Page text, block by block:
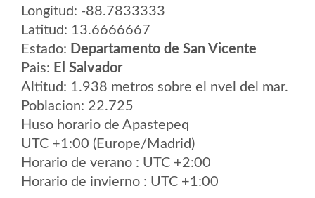
Longitud: -88.7833333
Latitud: 13.6666667
Estado: Departamento de San Vicente
Pais: El Salvador
Altitud: 1.938 metros sobre el nvel del mar.
Poblacion: 22.725
Huso horario de Apastepeq
UTC +1:00 (Europe/Madrid)
Horario de verano : UTC +2:00
Horario de invierno : UTC +1:00